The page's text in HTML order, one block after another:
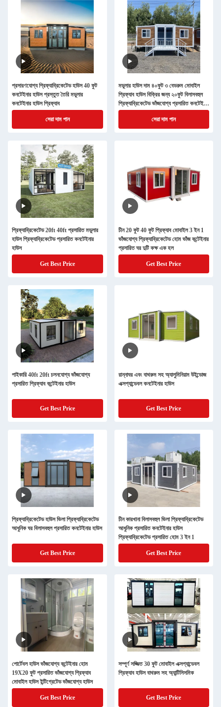
প্রসারণযোগ্য প্রিফ্যাব্রিকেটেড হাউস 40 ফুট
কনটেইনার হাউস প্রস্তুত তৈরি মডুলার
কনটেইনার হাউস প্রিফ্যাব
সেরা দাম পান
মডুলার হাউস দাম ৪০ফুট ৩ বেডরুম মোবাইল
প্রিফ্যাব হাউস বিক্রির জন্য ২০ফুট বিলাসবহুল
প্রিফ্যাব্রিকেটেড ভাঁজযোগ্য প্রসারিত কনটেইনার
হাউস
সেরা দাম পান
প্রিফ্যাব্রিকেটেড 20ft 40ft প্রসারিত মডুলার
হাউস প্রিফ্যাব্রিকেটেড প্রসারিত কনটেইনার
হাউস
Get Best Price
চীন 20 ফুট 40 ফুট প্রিফ্যাব মোবাইল 3 ইন 1
ভাঁজযোগ্য প্রিফ্যাব্রিকেটেড হোম ভাঁজ কন্টেইনার
প্রসারিত ঘর দুটি কক্ষ এক হল
Get Best Price
পাইকারি 40ft 20ft চলনযোগ্য ভাঁজযোগ্য
প্রসারিত প্রিফ্যাব কন্টেইনার হাউস
Get Best Price
রান্নাঘর এবং বাথরুম সহ অ্যালুমিনিয়াম উইন্ডোজ
এক্সপ্যান্ডেবল কনটেইনার হাউস
Get Best Price
প্রিফ্যাব্রিকেটেড হাউস ভিলা প্রিফ্যাব্রিকেটেড
আধুনিক ঘর বিলাসবহুল প্রসারিত কনটেইনার হাউস
Get Best Price
চীন কারখানা বিলাসবহুল ভিলা প্রিফ্যাব্রিকেটেড
আধুনিক প্রসারিত কনটেইনার হাউস
প্রিফ্যাব্রিকেটেড প্রসারিত হোম 3 ইন 1
Get Best Price
পোর্টেবল হাউস ভাঁজযোগ্য কন্টেইনার হোম
19X20 ফুট প্রসারিত ভাঁজযোগ্য প্রিফ্যাব
মোবাইল হাউস ইন্টিগ্রেটেড ভাঁজযোগ্য হাউস
Get Best Price
সম্পূর্ণ সজ্জিত 30 ফুট মোবাইল এক্সপ্যান্ডেবল
প্রিফ্যাব হাউস বাথরুম সহ অ্যান্টিসিসমিক
Get Best Price